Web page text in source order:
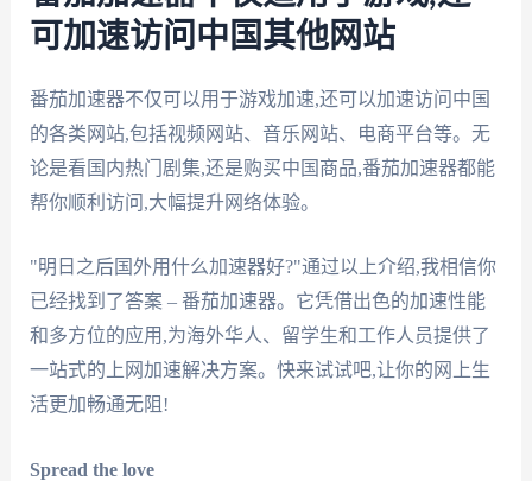
可加速访问中国其他网站
番茄加速器不仅可以用于游戏加速,还可以加速访问中国
的各类网站,包括视频网站、音乐网站、电商平台等。无
论是看国内热门剧集,还是购买中国商品,番茄加速器都能
帮你顺利访问,大幅提升网络体验。
"明日之后国外用什么加速器好?"通过以上介绍,我相信你
已经找到了答案 – 番茄加速器。它凭借出色的加速性能
和多方位的应用,为海外华人、留学生和工作人员提供了
一站式的上网加速解决方案。快来试试吧,让你的网上生
活更加畅通无阻!
Spread the love